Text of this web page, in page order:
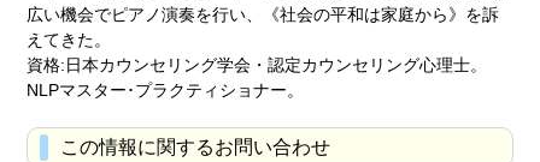
広い機会でピアノ演奏を行い、《社会の平和は家庭から》を訴
えてきた。
資格:日本カウンセリング学会・認定カウンセリング心理士。
NLPマスター･プラクティショナー。
この情報に関するお問い合わせ